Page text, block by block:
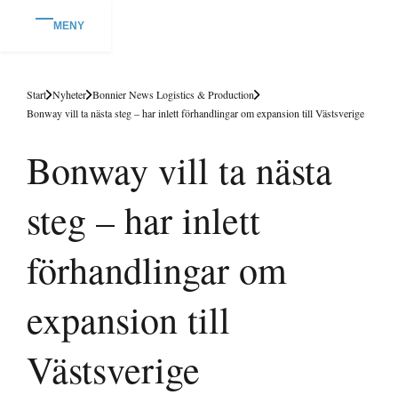
MENY
Start Nyheter Bonnier News Logistics & Production
Bonway vill ta nästa steg – har inlett förhandlingar om expansion till Västsverige
Bonway vill ta nästa
steg – har inlett
förhandlingar om
expansion till
Västsverige